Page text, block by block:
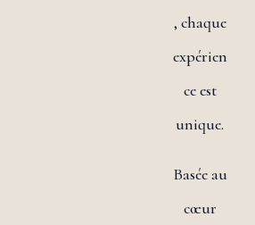
, chaque
expérien
ce est
unique.
Basée au
cœur